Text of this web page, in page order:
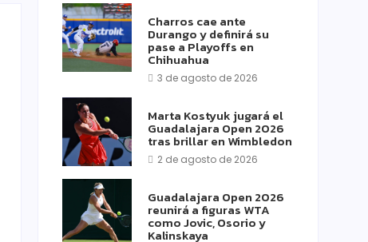
Charros cae ante
Durango y definirá su
pase a Playoffs en
Chihuahua
3 de agosto de 2026
Marta Kostyuk jugará el
Guadalajara Open 2026
tras brillar en Wimbledon
2 de agosto de 2026
Guadalajara Open 2026
reunirá a figuras WTA
como Jovic, Osorio y
Kalinskaya